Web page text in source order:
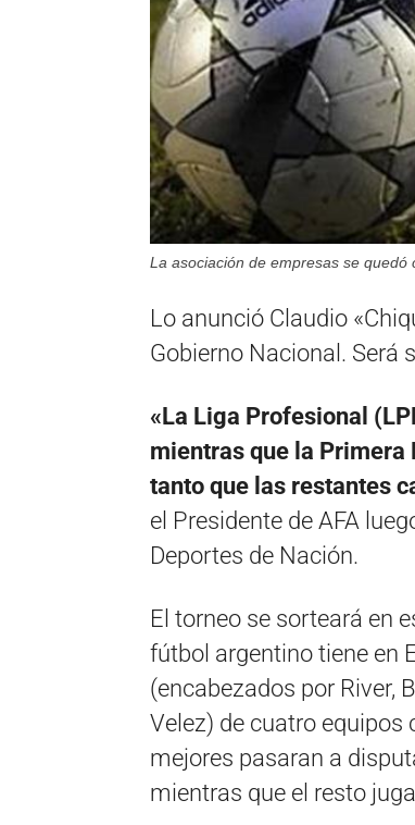
La asociación de empresas se quedó
Lo anunció Claudio
Gobierno Nacional. Será
«La Liga Profesional
mientras que la Primera
tanto que las restantes
el Presidente de AFA
Deportes de Nación.
El torneo se sorteará en
fútbol argentino tiene en
(encabezados por River,
Velez) de cuatro equipos
mejores pasaran a
mientras que el resto